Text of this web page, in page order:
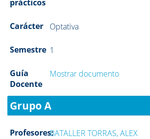
prácticos
Carácter Optativa
Semestre 1
Guía
Docente
Mostrar documento
Grupo A
Profesores:BATALLER TORRAS, ALEX